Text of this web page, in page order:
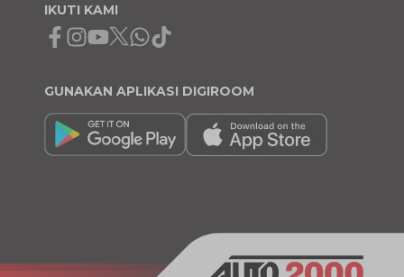
IKUTI KAMI
Facebook
Instagram
Youtube
X Whatsapp
Tiktok
GUNAKAN APLIKASI DIGIROOM